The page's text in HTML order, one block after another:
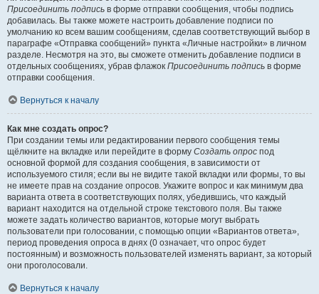
Присоединить подпись в форме отправки сообщения, чтобы подпись
добавилась. Вы также можете настроить добавление подписи по
умолчанию ко всем вашим сообщениям, сделав соответствующий выбор в
параграфе «Отправка сообщений» пункта «Личные настройки» в личном
разделе. Несмотря на это, вы сможете отменить добавление подписи в
отдельных сообщениях, убрав флажок Присоединить подпись в форме
отправки сообщения.
Вернуться к началу
Как мне создать опрос?
При создании темы или редактировании первого сообщения темы
щёлкните на вкладке или перейдите в форму Создать опрос под
основной формой для создания сообщения, в зависимости от
используемого стиля; если вы не видите такой вкладки или формы, то вы
не имеете прав на создание опросов. Укажите вопрос и как минимум два
варианта ответа в соответствующих полях, убедившись, что каждый
вариант находится на отдельной строке текстового поля. Вы также
можете задать количество вариантов, которые могут выбрать
пользователи при голосовании, с помощью опции «Вариантов ответа»,
период проведения опроса в днях (0 означает, что опрос будет
постоянным) и возможность пользователей изменять вариант, за который
они проголосовали.
Вернуться к началу